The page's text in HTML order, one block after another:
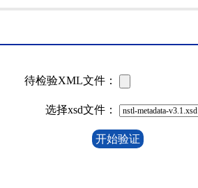
待检验XML文件：
选择xsd文件：
开始验证